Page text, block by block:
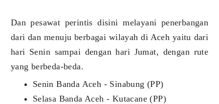
Dan pesawat perintis disini melayani penerbangan
dari dan menuju berbagai wilayah di Aceh yaitu dari
hari Senin sampai dengan hari Jumat, dengan rute
yang berbeda-beda.
Senin Banda Aceh - Sinabung (PP)
Selasa Banda Aceh - Kutacane (PP)